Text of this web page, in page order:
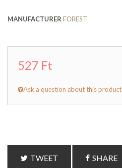
MANUFACTURER FOREST
527 Ft
Ask a question about this product
TWEET SHARE